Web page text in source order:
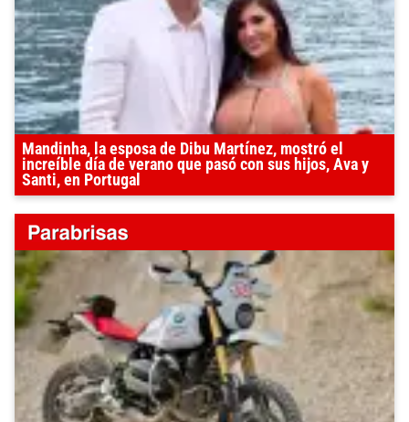
Mandinha, la esposa de Dibu Martínez, mostró el
increíble día de verano que pasó con sus hijos, Ava y
Santi, en Portugal